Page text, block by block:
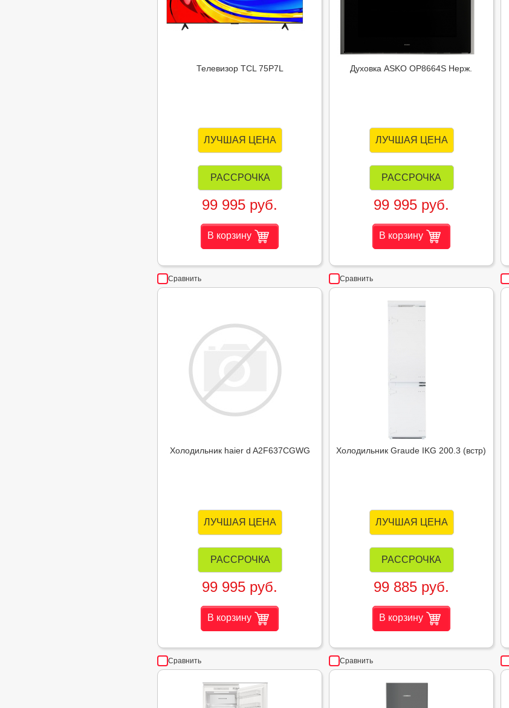
Телевизор TCL 75P7L
ЛУЧШАЯ ЦЕНА
РАССРОЧКА
99 995 руб.
В корзину
Духовка ASKO OP8664S Нерж.
ЛУЧШАЯ ЦЕНА
РАССРОЧКА
99 995 руб.
В корзину
Сравнить
Холодильник haier d A2F637CGWG
ЛУЧШАЯ ЦЕНА
РАССРОЧКА
99 995 руб.
В корзину
Сравнить
Холодильник Graude IKG 200.3 (встр)
ЛУЧШАЯ ЦЕНА
РАССРОЧКА
99 885 руб.
В корзину
Сравнить Сравнить